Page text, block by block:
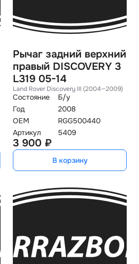
Рычаг задний верхний
правый DISCOVERY 3
L319 05-14
Land Rover Discovery III (2004—2009)
Состояние
Б/у
Год
2008
OEM
RGG500440
Артикул
5409
3 900 ₽
В корзину